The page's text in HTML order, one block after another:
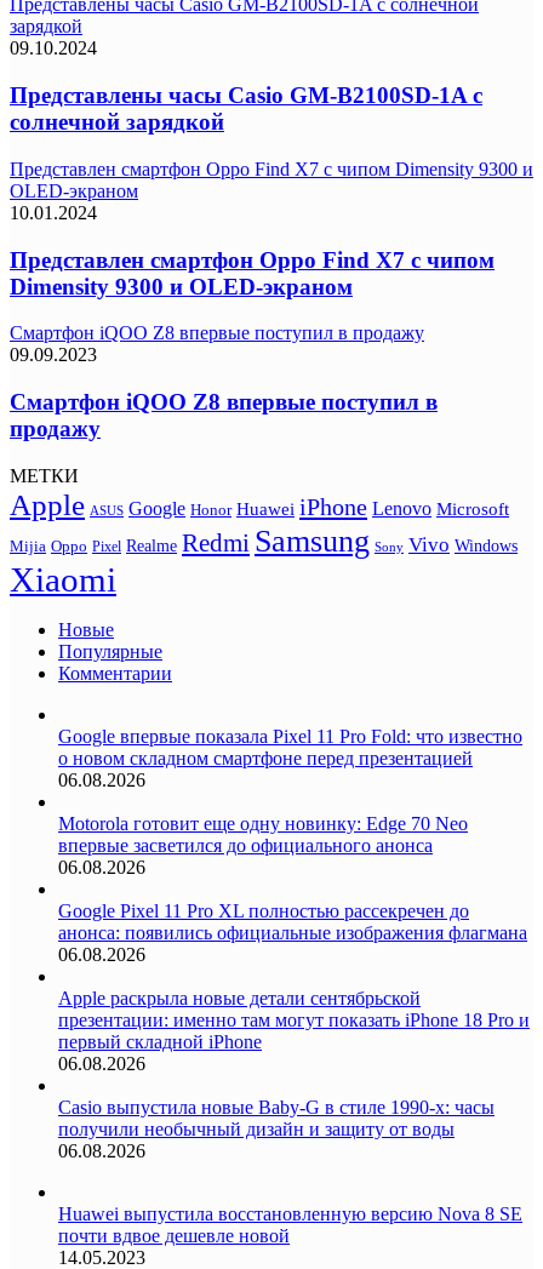
Представлены часы Casio GM-B2100SD-1A с солнечной
зарядкой
09.10.2024
Представлены часы Casio GM-B2100SD-1A с
солнечной зарядкой
Представлен смартфон Oppo Find X7 с чипом Dimensity 9300 и
OLED-экраном
10.01.2024
Представлен смартфон Oppo Find X7 с чипом
Dimensity 9300 и OLED-экраном
Смартфон iQOO Z8 впервые поступил в продажу
09.09.2023
Смартфон iQOO Z8 впервые поступил в
продажу
МЕТКИ
Apple ASUS Google Honor Huawei iPhone Lenovo Microsoft
Mijia Oppo Pixel Realme Redmi Samsung Sony Vivo Windows
Xiaomi
Новые
Популярные
Комментарии
Google впервые показала Pixel 11 Pro Fold: что известно
о новом складном смартфоне перед презентацией
06.08.2026
Motorola готовит еще одну новинку: Edge 70 Neo
впервые засветился до официального анонса
06.08.2026
Google Pixel 11 Pro XL полностью рассекречен до
анонса: появились официальные изображения флагмана
06.08.2026
Apple раскрыла новые детали сентябрьской
презентации: именно там могут показать iPhone 18 Pro и
первый складной iPhone
06.08.2026
Casio выпустила новые Baby-G в стиле 1990-х: часы
получили необычный дизайн и защиту от воды
06.08.2026
Huawei выпустила восстановленную версию Nova 8 SE
почти вдвое дешевле новой
14.05.2023